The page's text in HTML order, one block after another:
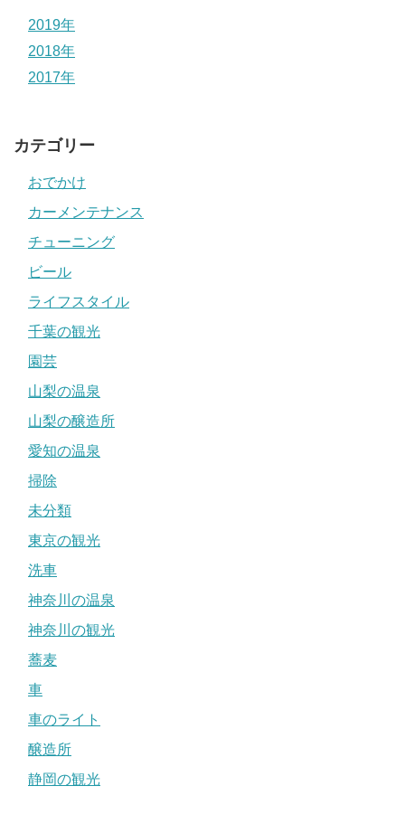
2019年
2018年
2017年
カテゴリー
おでかけ
カーメンテナンス
チューニング
ビール
ライフスタイル
千葉の観光
園芸
山梨の温泉
山梨の醸造所
愛知の温泉
掃除
未分類
東京の観光
洗車
神奈川の温泉
神奈川の観光
蕎麦
車
車のライト
醸造所
静岡の観光